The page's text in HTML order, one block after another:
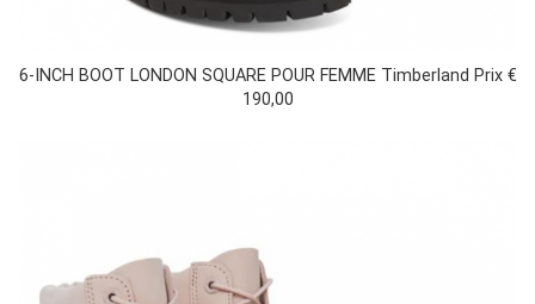
6-INCH BOOT LONDON SQUARE POUR FEMME Timberland Prix €
190,00